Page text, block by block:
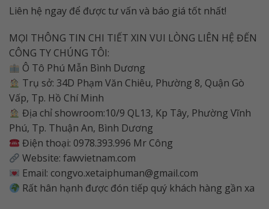
Liên hệ ngay để được tư vấn và báo giá tốt nhất!
MỌI THÔNG TIN CHI TIẾT XIN VUI LÒNG LIÊN HỆ ĐẾN
CÔNG TY CHÚNG TÔI:
Ô Tô Phú Mẫn Bình Dương
Trụ sở: 34D Phạm Văn Chiêu, Phường 8, Quận Gò
Vấp, Tp. Hồ Chí Minh
Địa chỉ showroom:10/9 QL13, Kp Tây, Phường Vĩnh
Phú, Tp. Thuận An, Bình Dương
Điện thoại: 0978.393.996 Mr Công
Website: fawvietnam.com
Email: congvo.xetaiphuman@gmail.com
Rất hân hạnh được đón tiếp quý khách hàng gần xa